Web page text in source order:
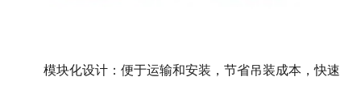
模块化设计：便于运输和安装，节省吊装成本，快速